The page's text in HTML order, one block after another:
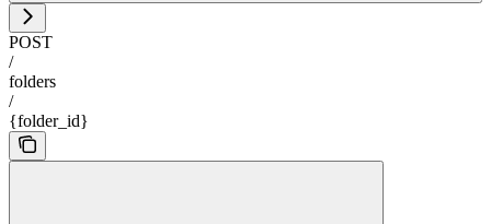
POST
/
folders
/
{folder_id}